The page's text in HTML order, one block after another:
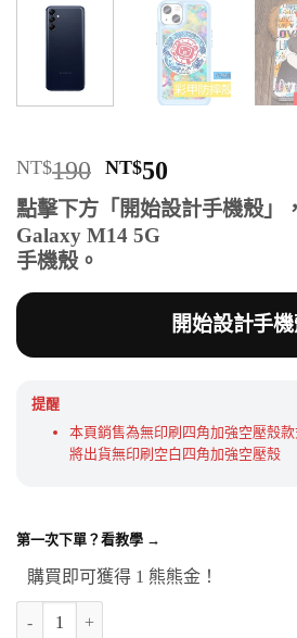
NT$190 原
始
價
格：
NT$50
前
價
點擊下方「開始設計手機殼」
Galaxy M14 5G
手機殼。
開始設計手
提醒
本頁銷售為無印刷四角加強空壓殼
將出貨無印刷空白四角加強空壓殼
第一次下單？看教學 →
購買即可獲得 1 熊熊金！